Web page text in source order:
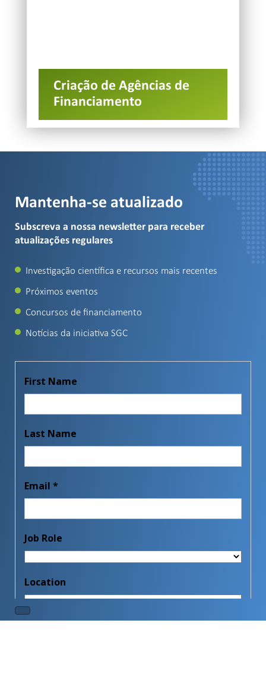
Criação de Agências de
Financiamento
Mantenha-se atualizado
Subscreva a nossa newsletter para receber
atualizações regulares
Investigação científica e recursos mais recentes
Próximos eventos
Concursos de financiamento
Notícias da iniciativa SGC